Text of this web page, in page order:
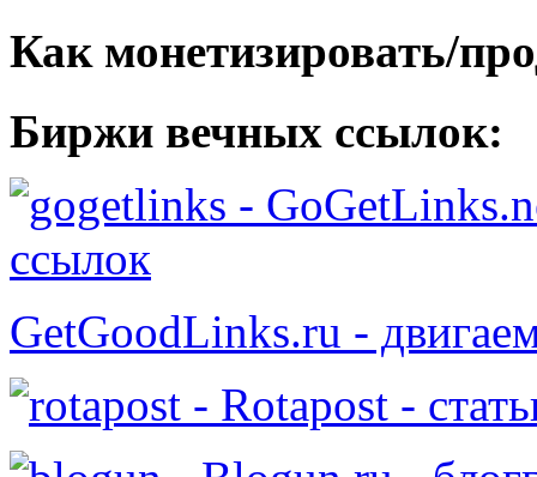
Как монетизировать/
Биржи вечных ссылок:
-
ссылок
GetGoodLinks.ru -
- Rotapost -